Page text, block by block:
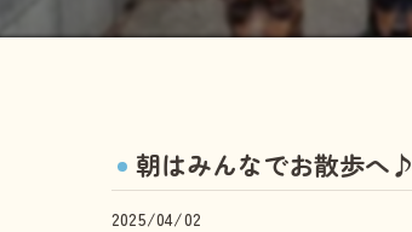
朝はみんなでお散歩へ♪
2025/04/02